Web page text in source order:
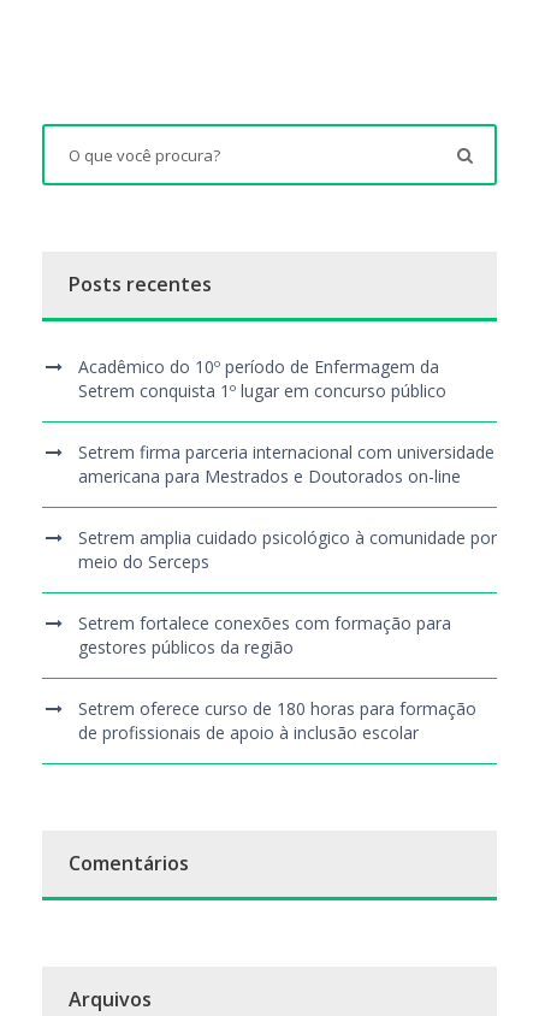
Posts recentes
Acadêmico do 10º período de Enfermagem da
Setrem conquista 1º lugar em concurso público
Setrem firma parceria internacional com universidade
americana para Mestrados e Doutorados on-line
Setrem amplia cuidado psicológico à comunidade por
meio do Serceps
Setrem fortalece conexões com formação para
gestores públicos da região
Setrem oferece curso de 180 horas para formação
de profissionais de apoio à inclusão escolar
Comentários
Arquivos